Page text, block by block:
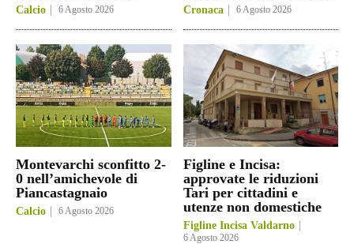
Calcio 6 Agosto 2026 Cronaca 6 Agosto 2026
Montevarchi sconfitto 2-
0 nell’amichevole di
Piancastagnaio
Calcio 6 Agosto 2026
Figline e Incisa:
approvate le riduzioni
Tari per cittadini e
utenze non domestiche
Figline Incisa Valdarno
6 Agosto 2026